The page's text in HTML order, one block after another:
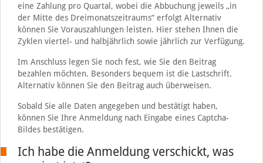
eine Zahlung pro Quartal, wobei die Abbuchung jeweils „in
der Mitte des Dreimonatszeitraums“ erfolgt Alternativ
können Sie Vorauszahlungen leisten. Hier stehen Ihnen die
Zyklen viertel- und halbjährlich sowie jährlich zur Verfügung.
Im Anschluss legen Sie noch fest, wie Sie den Beitrag
bezahlen möchten. Besonders bequem ist die Lastschrift.
Alternativ können Sie den Beitrag auch überweisen.
Sobald Sie alle Daten angegeben und bestätigt haben,
können Sie Ihre Anmeldung nach Eingabe eines Captcha-
Bildes bestätigen.
Ich habe die Anmeldung verschickt, was